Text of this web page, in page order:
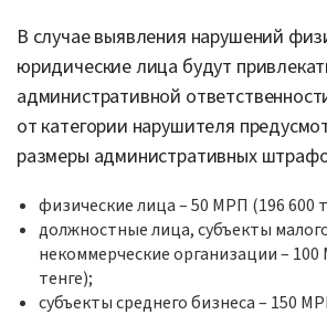
В случае выявления нарушений
юридические лица будут
административной
от категории нарушителя
размеры административных
физические лица – 50 МРП (196 600
должностные лица, субъекты
некоммерческие организации –
тенге);
субъекты среднего бизнеса – 150